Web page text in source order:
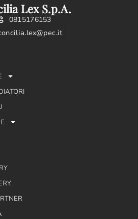
Lex S.p.A.
0815176153